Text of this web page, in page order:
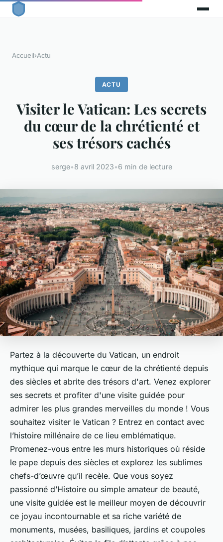
Accueil›Actu
ACTU
Visiter le Vatican: Les secrets
du cœur de la chrétienté et
ses trésors cachés
serge•8 avril 2023•6 min de lecture
Partez à la découverte du Vatican, un endroit
mythique qui marque le cœur de la chrétienté depuis
des siècles et abrite des trésors d'art. Venez explorer
ses secrets et profiter d'une visite guidée pour
admirer les plus grandes merveilles du monde ! Vous
souhaitez visiter le Vatican ? Entrez en contact avec
l’histoire millénaire de ce lieu emblématique.
Promenez-vous entre les murs historiques où réside
le pape depuis des siècles et explorez les sublimes
chefs-d’œuvre qu’il recèle. Que vous soyez
passionné d’Histoire ou simple amateur de beauté,
une visite guidée est le meilleur moyen de découvrir
ce joyau incontournable et sa riche variété de
monuments, musées, basiliques, jardins et coupoles